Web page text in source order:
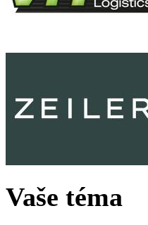
Vaše téma